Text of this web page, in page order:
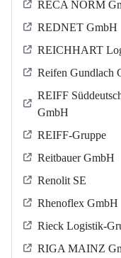
RECA NORM
REDNET GmbH
REICHHART
Reifen Gundlach
REIFF
GmbH
REIFF-Gruppe
Reitbauer GmbH
Renolit SE
Rhenoflex GmbH
Rieck Logistik-
RIGA MAINZ